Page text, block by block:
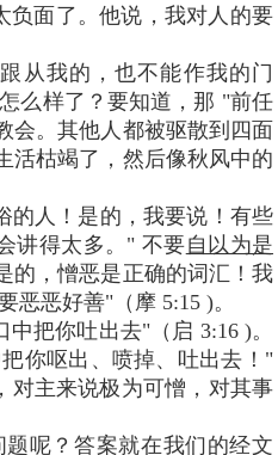
负面了。他说，我对人的要
从我的，也不能作我的门
么样了？要知道，那 "前任
会。其他人都被驱散到四面
活枯竭了，然后像秋风中的
的人！是的，我要说！有些
讲得太多。" 不要自以为是
的，憎恶是正确的词汇！我
恶好善"（摩 5:15 )。
把你吐出去"（启 3:16 )。
你呕出、喷掉、吐出去！"
对主来说极为可憎，对其事
呢？答案就在我们的经文